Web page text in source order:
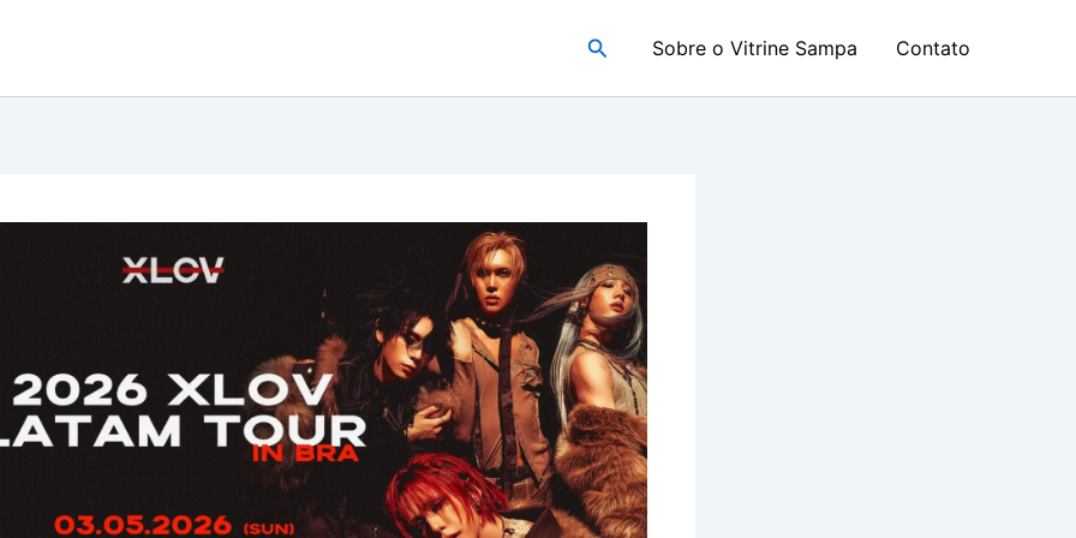
PesquisarSobre o Vitrine Sampa Contato